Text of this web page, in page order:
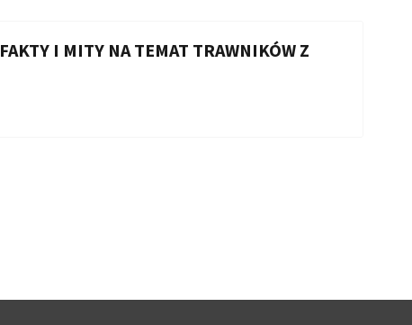
FAKTY I MITY NA TEMAT TRAWNIKÓW Z